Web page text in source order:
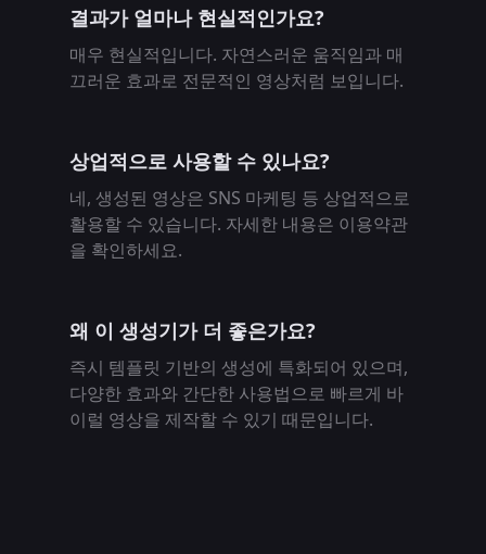
결과가 얼마나 현실적인가요?
매우 현실적입니다. 자연스러운 움직임과 매
끄러운 효과로 전문적인 영상처럼 보입니다.
상업적으로 사용할 수 있나요?
네, 생성된 영상은 SNS 마케팅 등 상업적으로
활용할 수 있습니다. 자세한 내용은 이용약관
을 확인하세요.
왜 이 생성기가 더 좋은가요?
즉시 템플릿 기반의 생성에 특화되어 있으며,
다양한 효과와 간단한 사용법으로 빠르게 바
이럴 영상을 제작할 수 있기 때문입니다.